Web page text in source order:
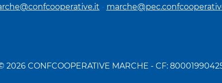
-
2026 CONFCOOPERATIVE MARCHE - CF: